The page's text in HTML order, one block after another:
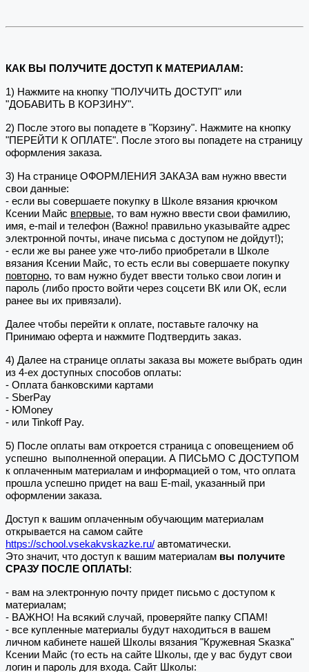
КАК ВЫ ПОЛУЧИТЕ ДОСТУП К МАТЕРИАЛАМ:
1) Нажмите на кнопку "ПОЛУЧИТЬ ДОСТУП" или
"ДОБАВИТЬ В КОРЗИНУ".
2) После этого вы попадете в "Корзину". Нажмите на кнопку
"ПЕРЕЙТИ К ОПЛАТЕ". После этого вы попадете на страницу
оформления заказа.
3) На странице ОФОРМЛЕНИЯ ЗАКАЗА вам нужно ввести
свои данные:
- если вы совершаете покупку в Школе вязания крючком
Ксении Майс впервые, то вам нужно ввести свои фамилию,
имя, e-mail и телефон (Важно! правильно указывайте адрес
электронной почты, иначе письма с доступом не дойдут!);
- если же вы ранее уже что-либо приобретали в Школе
вязания Ксении Майс, то есть если вы совершаете покупку
повторно, то вам нужно будет ввести только свои логин и
пароль (либо просто войти через соцсети ВК или ОК, если
ранее вы их привязали).
Далее чтобы перейти к оплате, поставьте галочку на
Принимаю оферта и нажмите Подтвердить заказ.
4) Далее на странице оплаты заказа вы можете выбрать один
из 4-ех доступных способов оплаты:
- Оплата банковскими картами
- SberPay
- ЮMoney
- или Tinkoff Pay.
5) После оплаты вам откроется страница с оповещением об
успешно выполненной операции. А ПИСЬМО С ДОСТУПОМ
к оплаченным материалам и информацией о том, что оплата
прошла успешно придет на ваш E-mail, указанный при
оформлении заказа.
Доступ к вашим оплаченным обучающим материалам
открывается на самом сайте
https://school.vsekakvskazke.ru/ автоматически.
Это значит, что доступ к вашим материалам вы получите
СРАЗУ ПОСЛЕ ОПЛАТЫ :
- вам на электронную почту придет письмо с доступом к
материалам;
- ВАЖНО! На всякий случай, проверяйте папку СПАМ!
- все купленные материалы будут находиться в вашем
личном кабинете нашей Школы вязания "Кружевная Sказка"
Ксении Майс (то есть на сайте Школы, где у вас будут свои
логин и пароль для входа. Сайт Школы: